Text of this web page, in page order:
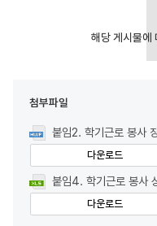
첨부파일
붙임2. 학기근로 봉사
다운로드
붙임4. 학기근로 봉사
다운로드